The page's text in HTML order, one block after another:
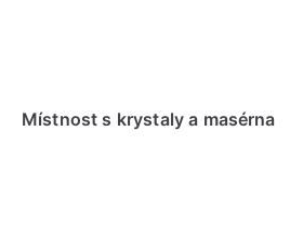
Místnost s krystaly a masérna